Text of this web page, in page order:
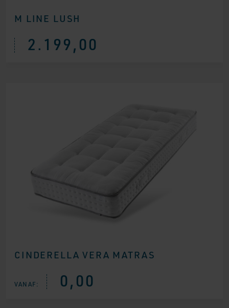
M LINE LUSH
2.199,00
CINDERELLA VERA MATRAS
VANAF: 0,00